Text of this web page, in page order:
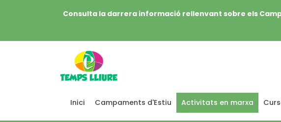
Consulta la darrera informació rellenvant sobre els
Inici Campaments d'Estiu Activitats en marxa